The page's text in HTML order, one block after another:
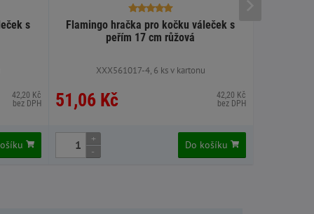
s
42,20 Kč
bez DPH
Flamingo hračka pro kočku váleček s
peřím 17 cm růžová
XXX561017-4, 6 ks v kartonu
51,06 Kč
42,20 Kč
bez DPH
+
-
Do košíku